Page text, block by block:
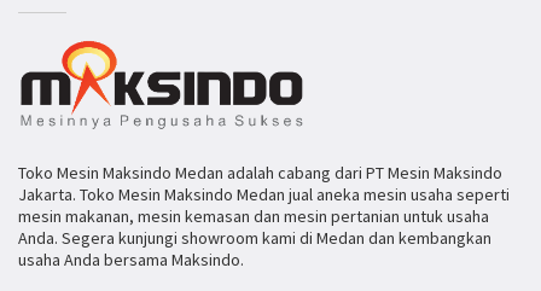
Toko Mesin Maksindo Medan adalah cabang dari PT Mesin Maksindo
Jakarta. Toko Mesin Maksindo Medan jual aneka mesin usaha seperti
mesin makanan, mesin kemasan dan mesin pertanian untuk usaha
Anda. Segera kunjungi showroom kami di Medan dan kembangkan
usaha Anda bersama Maksindo.